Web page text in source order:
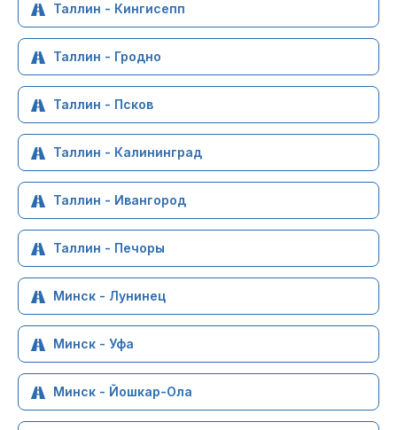
Таллин - Кингисепп
Таллин - Гродно
Таллин - Псков
Таллин - Калининград
Таллин - Ивангород
Таллин - Печоры
Минск - Лунинец
Минск - Уфа
Минск - Йошкар-Ола